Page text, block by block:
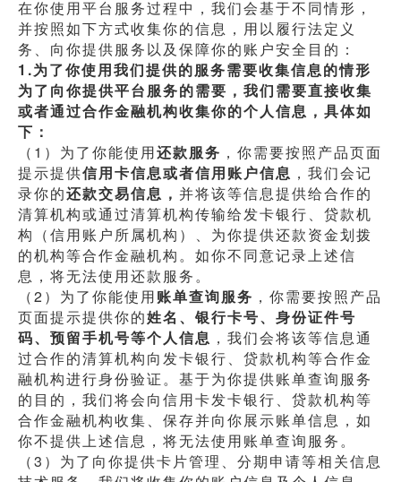
在你使用平台服务过程中，我们会基于不同情形，
并按照如下方式收集你的信息，用以履行法定义
务、向你提供服务以及保障你的账户安全目的：
1.为了你使用我们提供的服务需要收集信息的情形
为了向你提供平台服务的需要，我们需要直接收集
或者通过合作金融机构收集你的个人信息，具体如
下：
（1）为了你能使用还款服务 ，你需要按照产品页面
提示提供信用卡信息或者信用账户信息 ，我们会记
录你的还款交易信息， 并将该等信息提供给合作的
清算机构或通过清算机构传输给发卡银行、贷款机
构（信用账户所属机构）、为你提供还款资金划拨
的机构等合作金融机构。如你不同意记录上述信
息，将无法使用还款服务。
（2）为了你能使用账单查询服务 ，你需要按照产品
页面提示提供你的姓名、银行卡号、身份证件号
码、预留手机号等个人信息 ，我们会将该等信息通
过合作的清算机构向发卡银行、贷款机构等合作金
融机构进行身份验证。基于为你提供账单查询服务
的目的，我们将会向信用卡发卡银行、贷款机构等
合作金融机构收集、保存并向你展示账单信息，如
你不提供上述信息，将无法使用账单查询服务。
（3）为了向你提供卡片管理、分期申请等相关信息